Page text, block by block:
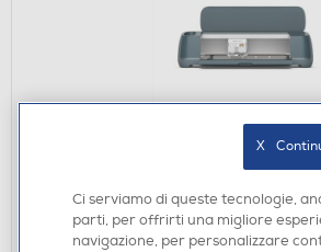
CRICUT - Macchina da taglio
essential bundle
€ 399,99
Ci serviamo di queste tecnologie,
parti, per offrirti una migliore
navigazione, per personalizzare
X